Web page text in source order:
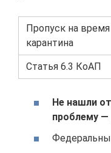
Пропуск на время
карантина
Статья 6.3 КоАП
Не нашли
проблему —